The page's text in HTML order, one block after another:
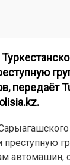
передаёт
автомашин,